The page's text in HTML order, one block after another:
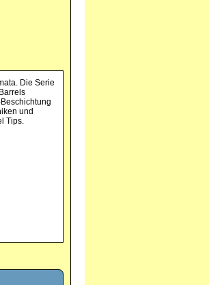
Die Serie
und
Tips.